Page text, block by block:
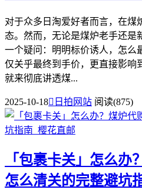
对于众多日淘爱好者而言，在煤
态。然而，无论是煤炉老手还是
一个疑问：明明标价诱人，怎么
仅关乎最终到手价，更直接影响
就来彻底讲透煤...
2025-10-18 日拍网站 阅读(875)
「包裹卡关」怎么办
怎么清关的完整避坑